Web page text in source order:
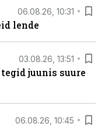
06.08.26, 10:31
lende
03.08.26, 13:51
juunis suure
06.08.26, 10:45